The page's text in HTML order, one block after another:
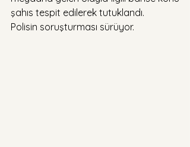
şahıs tespit edilerek tutuklandı.
Polisin soruşturması sürüyor.